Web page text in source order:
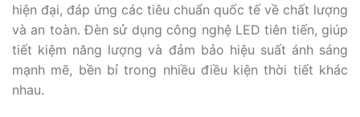
hiện đại, đáp ứng các tiêu chuẩn quốc tế về chất lượng
và an toàn. Đèn sử dụng công nghệ LED tiên tiến, giúp
tiết kiệm năng lượng và đảm bảo hiệu suất ánh sáng
mạnh mẽ, bền bỉ trong nhiều điều kiện thời tiết khác
nhau.